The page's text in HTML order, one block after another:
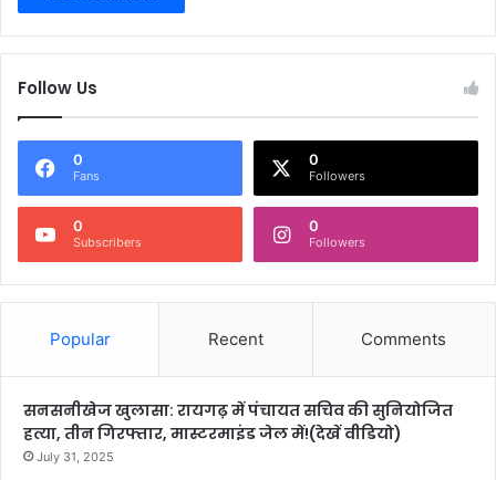
Follow Us
0
Fans
0
Followers
0
Subscribers
0
Followers
Popular Recent Comments
सनसनीखेज खुलासा: रायगढ़ में पंचायत सचिव की सुनियोजित
हत्या, तीन गिरफ्तार, मास्टरमाइंड जेल में!(देखें वीडियो)
July 31, 2025